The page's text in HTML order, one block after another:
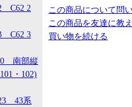
C62 2
C62 3
南部縦
・102)
43系
この商品について問
この商品を友達に教
買い物を続ける